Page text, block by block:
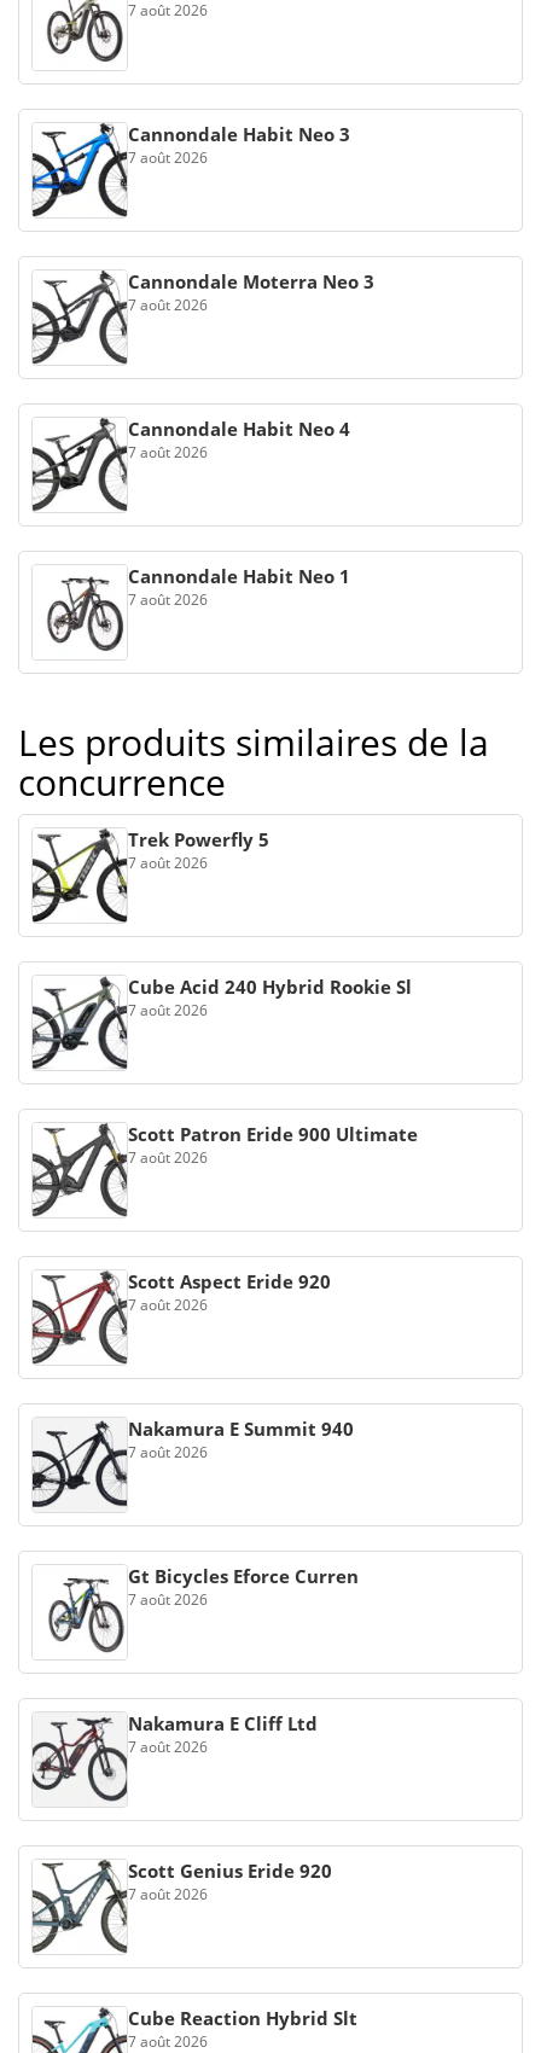
7 août 2026
Cannondale Habit Neo 3
7 août 2026
Cannondale Moterra Neo 3
7 août 2026
Cannondale Habit Neo 4
7 août 2026
Cannondale Habit Neo 1
7 août 2026
Les produits similaires de la
concurrence
Trek Powerfly 5
7 août 2026
Cube Acid 240 Hybrid Rookie Sl
7 août 2026
Scott Patron Eride 900 Ultimate
7 août 2026
Scott Aspect Eride 920
7 août 2026
Nakamura E Summit 940
7 août 2026
Gt Bicycles Eforce Curren
7 août 2026
Nakamura E Cliff Ltd
7 août 2026
Scott Genius Eride 920
7 août 2026
Cube Reaction Hybrid Slt
7 août 2026